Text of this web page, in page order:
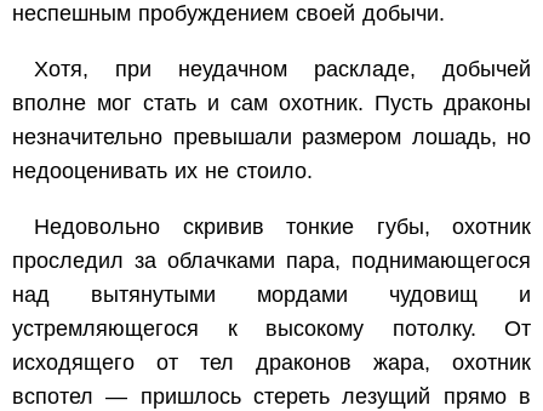
неспешным пробуждением своей добычи.
Хотя, при неудачном раскладе, добычей
вполне мог стать и сам охотник. Пусть драконы
незначительно превышали размером лошадь, но
недооценивать их не стоило.
Недовольно скривив тонкие губы, охотник
проследил за облачками пара, поднимающегося
над вытянутыми мордами чудовищ и
устремляющегося к высокому потолку. От
исходящего от тел драконов жара, охотник
вспотел — пришлось стереть лезущий прямо в